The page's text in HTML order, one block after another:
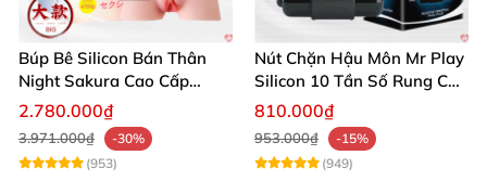
Búp Bê Silicon Bán Thân
Night Sakura Cao Cấp
Rung Đa Chức Năng
2.780.000₫
3.971.000₫
-30%
(953)
Nút Chặn Hậu Môn Mr Play
Silicon 10 Tần Số Rung Cao
Cấp
810.000₫
953.000₫
-15%
(949)